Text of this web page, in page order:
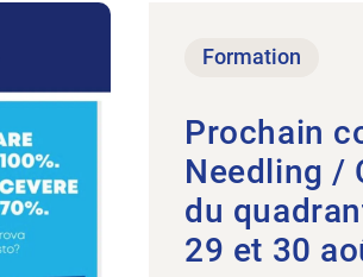
Rémunér·e à 70%. Vous trouvez
Formation
Prochain
Needling /
du
29 et 30